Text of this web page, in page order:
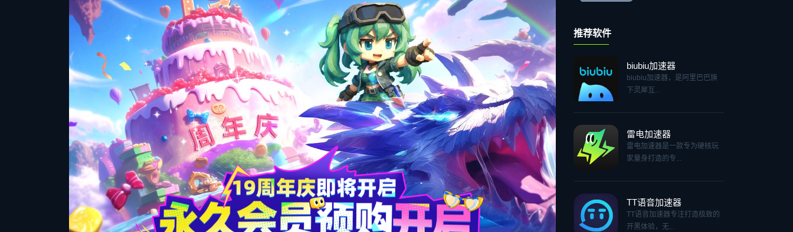
推荐软件
biubiu加速器
biubiu加速器，是阿里巴巴旗
下灵犀互...
雷电加速器
雷电加速器是一款专为硬核玩
家量身打造的专...
TT语音加速器
TT语音加速器专注打造极致的
开黑体验，无...